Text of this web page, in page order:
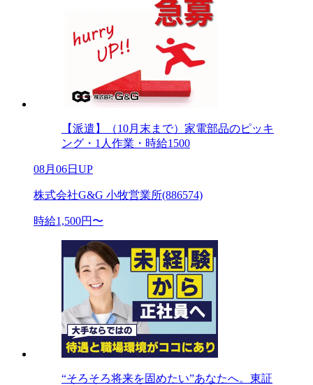
【派遣】（10月末まで）家電部品のピッキ
ング・1人作業・時給1500
08月06日UP
株式会社G&G 小牧営業所(886574)
時給1,500円〜
“そろそろ将来を固めたい”あなたへ。東証